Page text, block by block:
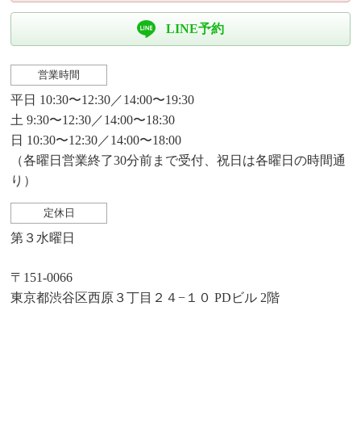
LINE予約
営業時間
平日 10:30〜12:30／14:00〜19:30
土 9:30〜12:30／14:00〜18:30
日 10:30〜12:30／14:00〜18:00
（各曜日営業終了30分前まで受付、祝日は各曜日の時間通
り）
定休日
第３水曜日
〒151-0066
東京都渋谷区西原３丁目２４−１０ PDビル 2階